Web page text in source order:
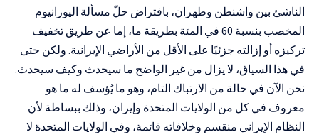
الناشئ بين واشنطن وطهران، بافتراض حلّ مسألة اليورانيوم
المخصب بنسبة 60 في المئة بطريقة ما، إما عن طريق تخفيف
تركيزه أو إزالته جزئيًا على الأقل من الأراضي الإيرانية. ولكن حتى
في هذا السياق، لا يزال من غير الواضح ما سيحدث وكيف سيحدث.
نحن الآن في حالة من الارتباك التام، وهو ما يُؤسف له ما هو
معروف في كل من الولايات المتحدة وإيران، وذلك ببساطة لأن
النظام الإيراني منقسم وخلافاته قائمة، وفي الولايات المتحدة لا